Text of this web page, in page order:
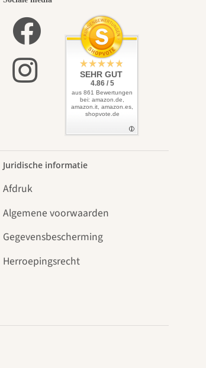
SEHR GUT
4.86 / 5
aus 861 Bewertungen
bei: amazon.de,
amazon.it, amazon.es,
shopvote.de
Juridische informatie
Afdruk
Algemene voorwaarden
Gegevensbescherming
Herroepingsrecht